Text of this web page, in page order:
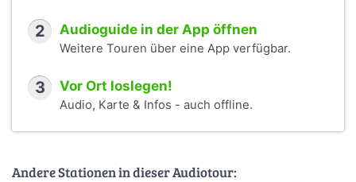
2 Audioguide in der App öffnen
Weitere Touren über eine App verfügbar.
3 Vor Ort loslegen!
Audio, Karte & Infos - auch offline.
Andere Stationen in dieser Audiotour: